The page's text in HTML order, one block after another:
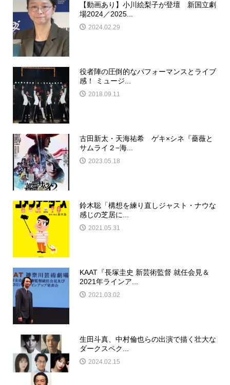
【動画あり】小川絵梨子が登壇 新国立劇
場2024／2025...
2024.02.29
役者陣の圧倒的なパフォーマンスとライブ
感！ ミュージ...
2018.09.11
古田新太・天海祐希 ゲキ×シネ『薔薇と
サムライ２−海...
2023.05.18
鈴木聡「構想を練り直しジャスト・ナウな
感じの芝居に...
2021.05.31
KAAT『長塚圭史 新芸術監督 就任会見＆
2021年ラインア...
2021.03.02
生田斗真、中村倫也らの出演で描く壮大な
ダークスペク...
2024.02.15